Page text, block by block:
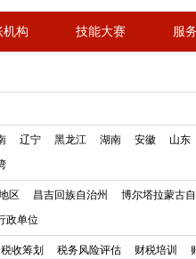
机构 技能大赛 服
辽宁 黑龙江 湖南 安徽 山东
区 昌吉回族自治州 博尔塔拉蒙古
政单位
税收筹划 税务风险评估 财税培训